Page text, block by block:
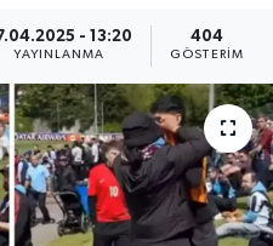
- 13:20
YAYINLANMA
404
GÖSTERIM